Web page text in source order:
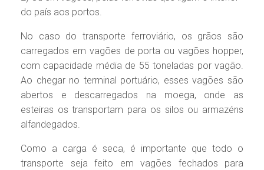
do país aos portos.
No caso do transporte ferroviário, os grãos são
carregados em vagões de porta ou vagões hopper,
com capacidade média de 55 toneladas por vagão.
Ao chegar no terminal portuário, esses vagões são
abertos e descarregados na moega, onde as
esteiras os transportam para os silos ou armazéns
alfandegados.
Como a carga é seca, é importante que todo o
transporte seja feito em vagões fechados para